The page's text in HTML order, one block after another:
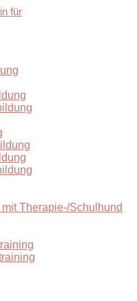
Therapie-/Schulhund